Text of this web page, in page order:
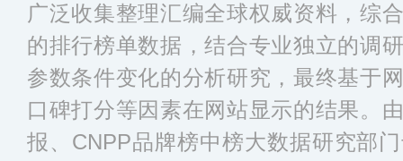
广泛收集整理汇编全球权威资料，综
的排行榜单数据，结合专业独立的调
参数条件变化的分析研究，最终基于
口碑打分等因素在网站显示的结果。
报、CNPP品牌榜中榜大数据研究部